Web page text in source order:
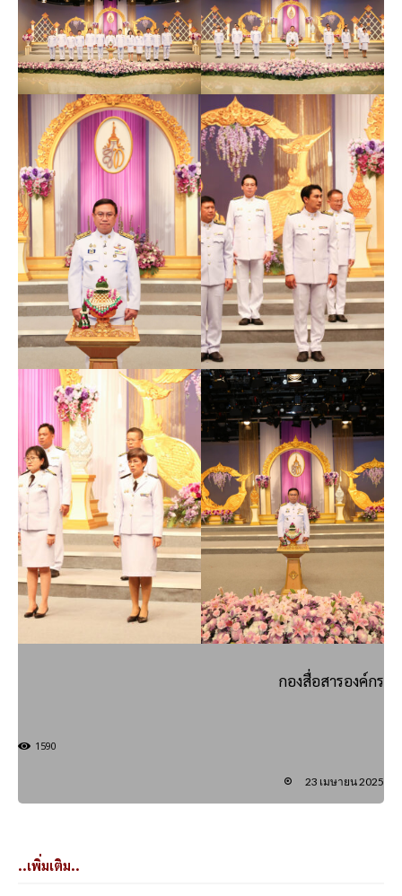
กองสื่อสารองค์กร
1590
23 เมษายน 2025
..เพิ่มเติม..